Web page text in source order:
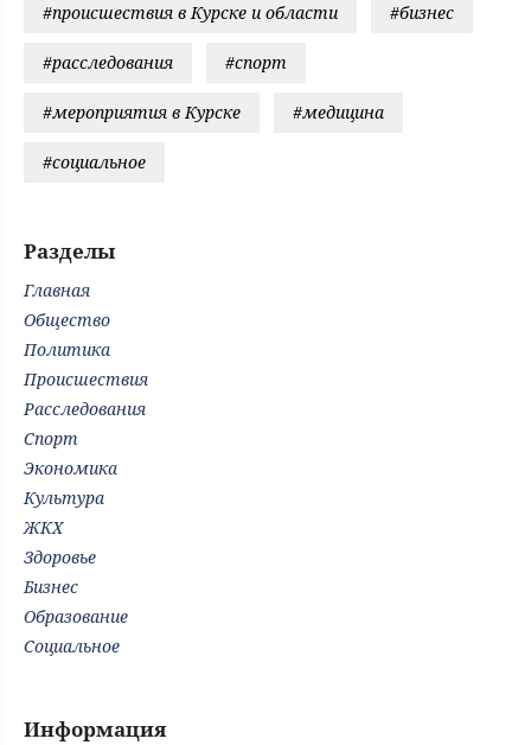
#происшествия в Курске и области #бизнес
#расследования #спорт
#мероприятия в Курске #медицина
#социальное
Разделы
Главная
Общество
Политика
Происшествия
Расследования
Спорт
Экономика
Культура
ЖКХ
Здоровье
Бизнес
Образование
Социальное
Информация